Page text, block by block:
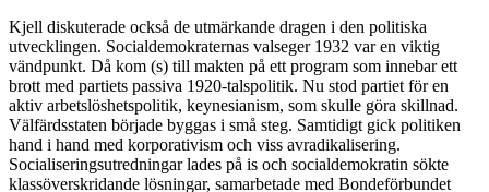
Kjell diskuterade också de utmärkande dragen i den politiska
utvecklingen. Socialdemokraternas valseger 1932 var en viktig
vändpunkt. Då kom (s) till makten på ett program som innebar ett
brott med partiets passiva 1920-talspolitik. Nu stod partiet för en
aktiv arbetslöshetspolitik, keynesianism, som skulle göra skillnad.
Välfärdsstaten började byggas i små steg. Samtidigt gick politiken
hand i hand med korporativism och viss avradikalisering.
Socialiseringsutredningar lades på is och socialdemokratin sökte
klassöverskridande lösningar, samarbetade med Bondeförbundet